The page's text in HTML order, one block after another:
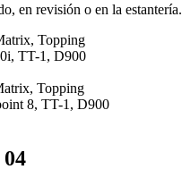
en revisión o en la estantería.
Topping
TT-1, D900
Topping
8, TT-1, D900
04